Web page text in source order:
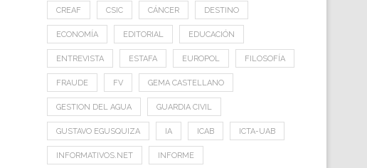
CREAF CSIC CÁNCER DESTINO
ECONOMÍA EDITORIAL EDUCACIÓN
ENTREVISTA ESTAFA EUROPOL FILOSOFÍA
FRAUDE FV GEMA CASTELLANO
GESTION DEL AGUA GUARDIA CIVIL
GUSTAVO EGUSQUIZA IA ICAB ICTA-UAB
INFORMATIVOS.NET INFORME